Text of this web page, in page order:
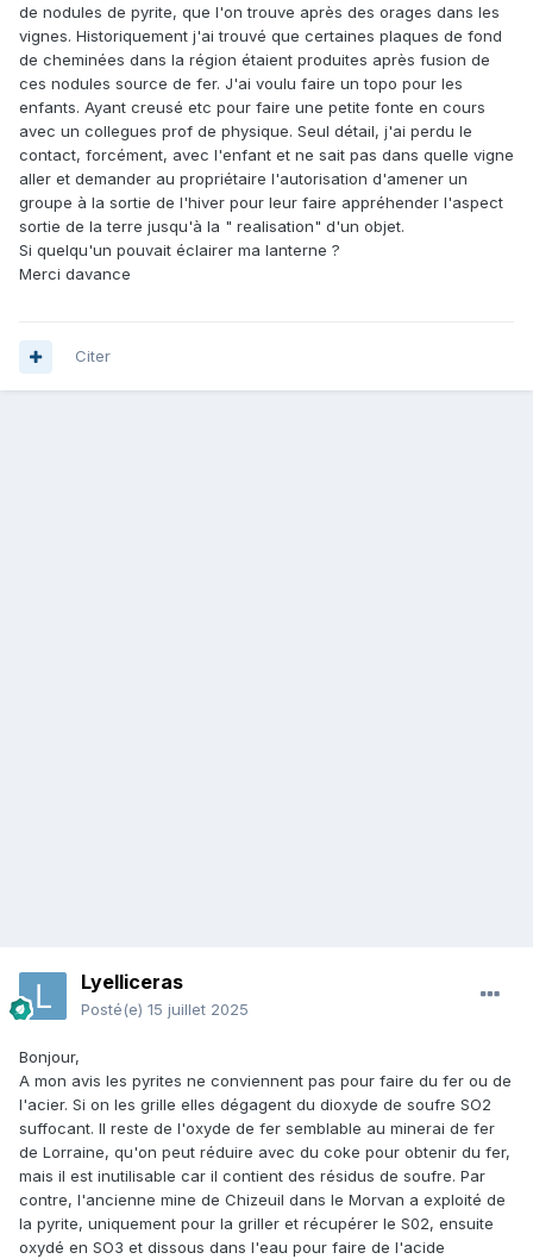
de nodules de pyrite, que l'on trouve après des orages dans les
vignes. Historiquement j'ai trouvé que certaines plaques de fond
de cheminées dans la région étaient produites après fusion de
ces nodules source de fer. J'ai voulu faire un topo pour les
enfants. Ayant creusé etc pour faire une petite fonte en cours
avec un collegues prof de physique. Seul détail, j'ai perdu le
contact, forcément, avec l'enfant et ne sait pas dans quelle vigne
aller et demander au propriétaire l'autorisation d'amener un
groupe à la sortie de l'hiver pour leur faire appréhender l'aspect
sortie de la terre jusqu'à la " realisation" d'un objet.
Si quelqu'un pouvait éclairer ma lanterne ?
Merci davance
Citer
Lyelliceras
Posté(e) 15 juillet 2025
Bonjour,
A mon avis les pyrites ne conviennent pas pour faire du fer ou de
l'acier. Si on les grille elles dégagent du dioxyde de soufre SO2
suffocant. Il reste de l'oxyde de fer semblable au minerai de fer
de Lorraine, qu'on peut réduire avec du coke pour obtenir du fer,
mais il est inutilisable car il contient des résidus de soufre. Par
contre, l'ancienne mine de Chizeuil dans le Morvan a exploité de
la pyrite, uniquement pour la griller et récupérer le S02, ensuite
oxydé en SO3 et dissous dans l'eau pour faire de l'acide